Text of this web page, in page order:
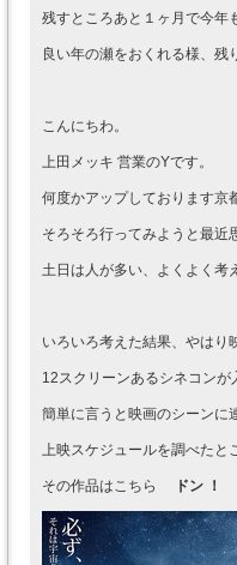
残すところあと１ヶ月で今年
良い年の瀬をおくれる様、
こんにちわ。
上田メッキ 営業のYです。
何度かアップしております京
そろそろ行ってみようと最近
土日は人が多い、よくよく考
いろいろ考えた結果、やはり
12スクリーンあるシネコン
簡単に言うと映画のシーンに
上映スケジュールを調べたと
その作品はこちら ドン ！